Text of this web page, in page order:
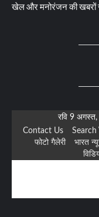
खेल और मनोरंजन की खबरों